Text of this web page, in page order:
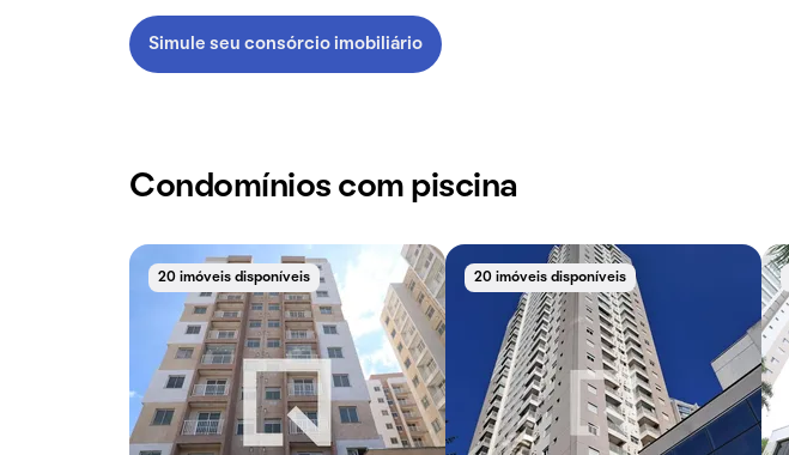
Simule seu consórcio imobiliário
Condomínios com piscina
20 imóveis disponíveis 20 imóveis disponíveis